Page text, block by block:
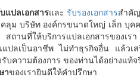
แปลเอกสารและ รับรองเอกสารสำคั
ลุม บริษัท องค์กรขนาดใหญ่ เล็ก บุ
สถานที่ให้บริการแปลเอกสารของ
แปลเป็นอาชีพ ไม่ทำธุรกิจอื่น แล้ว
บความต้องการ ของท่านได้อย่างแท้
าของเรายินดีให้คำปรึกษา